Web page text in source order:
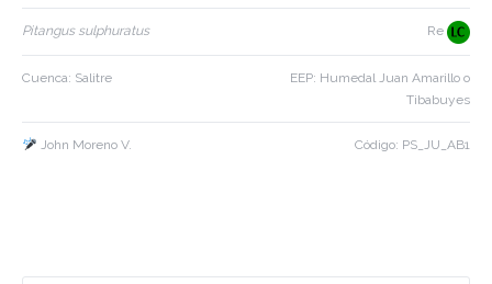
Pitangus sulphuratus Re
Cuenca: Salitre
EEP: Humedal Juan Amarillo o
Tibabuyes
John Moreno V. Código: PS_JU_AB1